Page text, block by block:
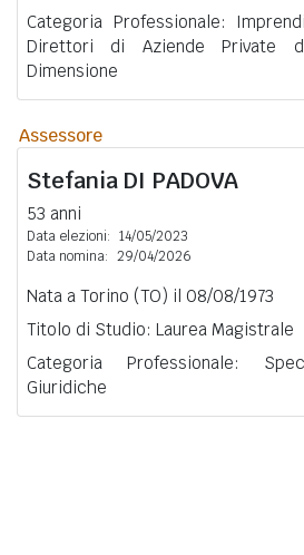
Categoria Professionale:
Direttori di Aziende Private
Dimensione
Assessore
Stefania DI PADOVA
53 anni
Data elezioni: 14/05/2023
Data nomina: 29/04/2026
Nata a Torino (TO) il 08/08/1973
Titolo di Studio: Laurea Magistrale
Categoria Professionale:
Giuridiche